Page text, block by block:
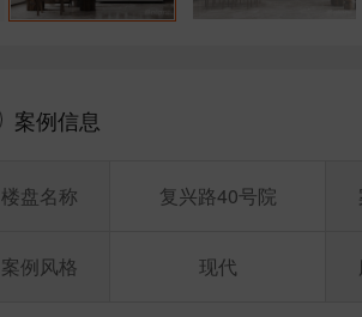
案例信息
楼盘名称
案例风格
复兴路40号院
现代